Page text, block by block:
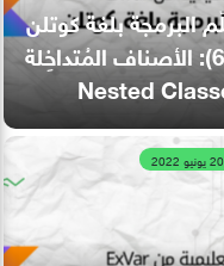
البرمجة بلغة كوتلن
(68): الأصناف المُتداخِلة
Nested